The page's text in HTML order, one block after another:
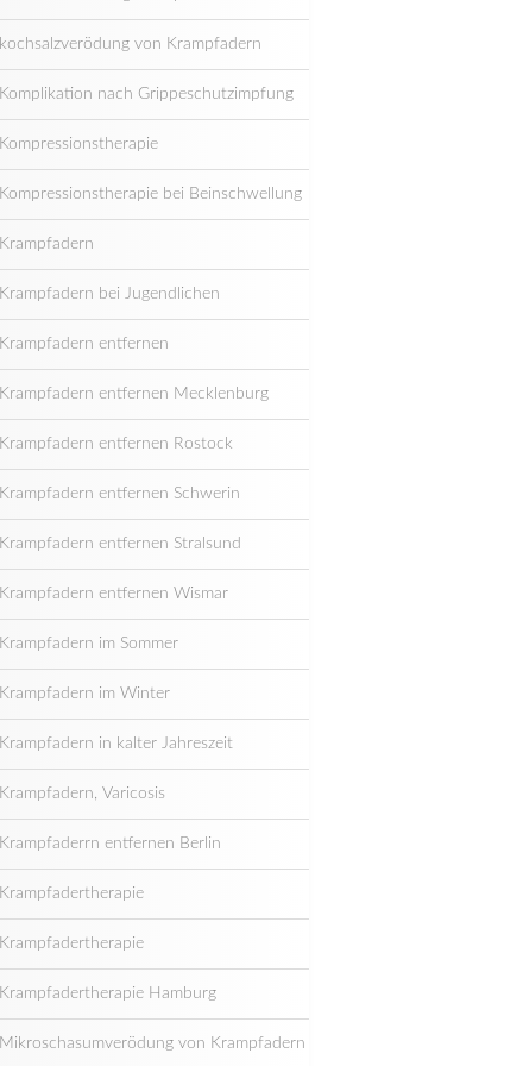
kochsalzverödung von Krampfadern
Komplikation nach Grippeschutzimpfung
Kompressionstherapie
Kompressionstherapie bei Beinschwellung
Krampfadern
Krampfadern bei Jugendlichen
Krampfadern entfernen
Krampfadern entfernen Mecklenburg
Krampfadern entfernen Rostock
Krampfadern entfernen Schwerin
Krampfadern entfernen Stralsund
Krampfadern entfernen Wismar
Krampfadern im Sommer
Krampfadern im Winter
Krampfadern in kalter Jahreszeit
Krampfadern, Varicosis
Krampfaderrn entfernen Berlin
Krampfadertherapie
Krampfadertherapie
Krampfadertherapie Hamburg
Mikroschasumverödung von Krampfadern